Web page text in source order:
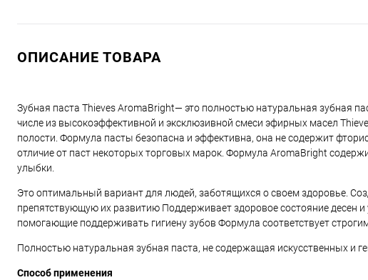
ОПИСАНИЕ ТОВАРА
Зубная паста Thieves AromaBright— это полностью натуральная зубная
числе из высокоэффективной и эксклюзивной смеси эфирных масел
полости. Формула пасты безопасна и эффективна, она не содержит
отличие от паст некоторых торговых марок. Формула AromaBright
улыбки.
Это оптимальный вариант для людей, заботящихся о своем здоровье.
препятствующую их развитию Поддерживает здоровое состояние
помогающие поддерживать гигиену зубов Формула соответствует
Полностью натуральная зубная паста, не содержащая искусственных и
Способ применения